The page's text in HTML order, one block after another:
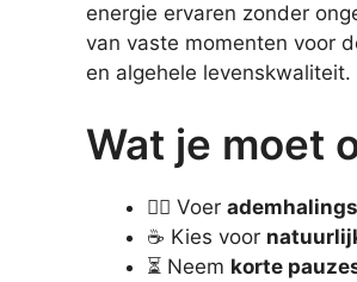
energie ervaren zonder
van vaste momenten voor
en algehele levenskwaliteit.
Wat je moet
🧘‍♂️ Voer
☕ Kies voor
⏳ Neem korte